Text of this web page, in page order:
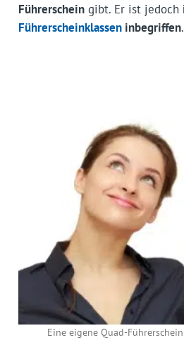
Führerscheingibt. Er ist jedoch
Führerscheinklasseninbegriffen.
Eine eigene Quad-